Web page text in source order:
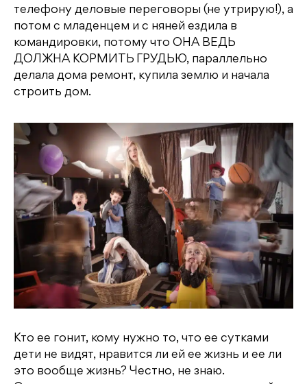
телефону деловые переговоры (не утрирую!), а
потом с младенцем и с няней ездила в
командировки, потому что ОНА ВЕДЬ
ДОЛЖНА КОРМИТЬ ГРУДЬЮ, параллельно
делала дома ремонт, купила землю и начала
строить дом.
Кто ее гонит, кому нужно то, что ее сутками
дети не видят, нравится ли ей ее жизнь и ее ли
это вообще жизнь? Честно, не знаю.